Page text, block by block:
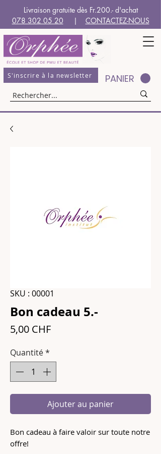
Livraison gratuite dès Fr.200.- d'achat
078 302 05 20 | CONTACTEZ-NOUS
S'inscrire à la newsletter PANIER
SKU : 00001
Bon cadeau 5.-
5,00 CHFPrix
Quantité*
Ajouter au panier
Bon cadeau à faire valoir sur toute notre
offre!